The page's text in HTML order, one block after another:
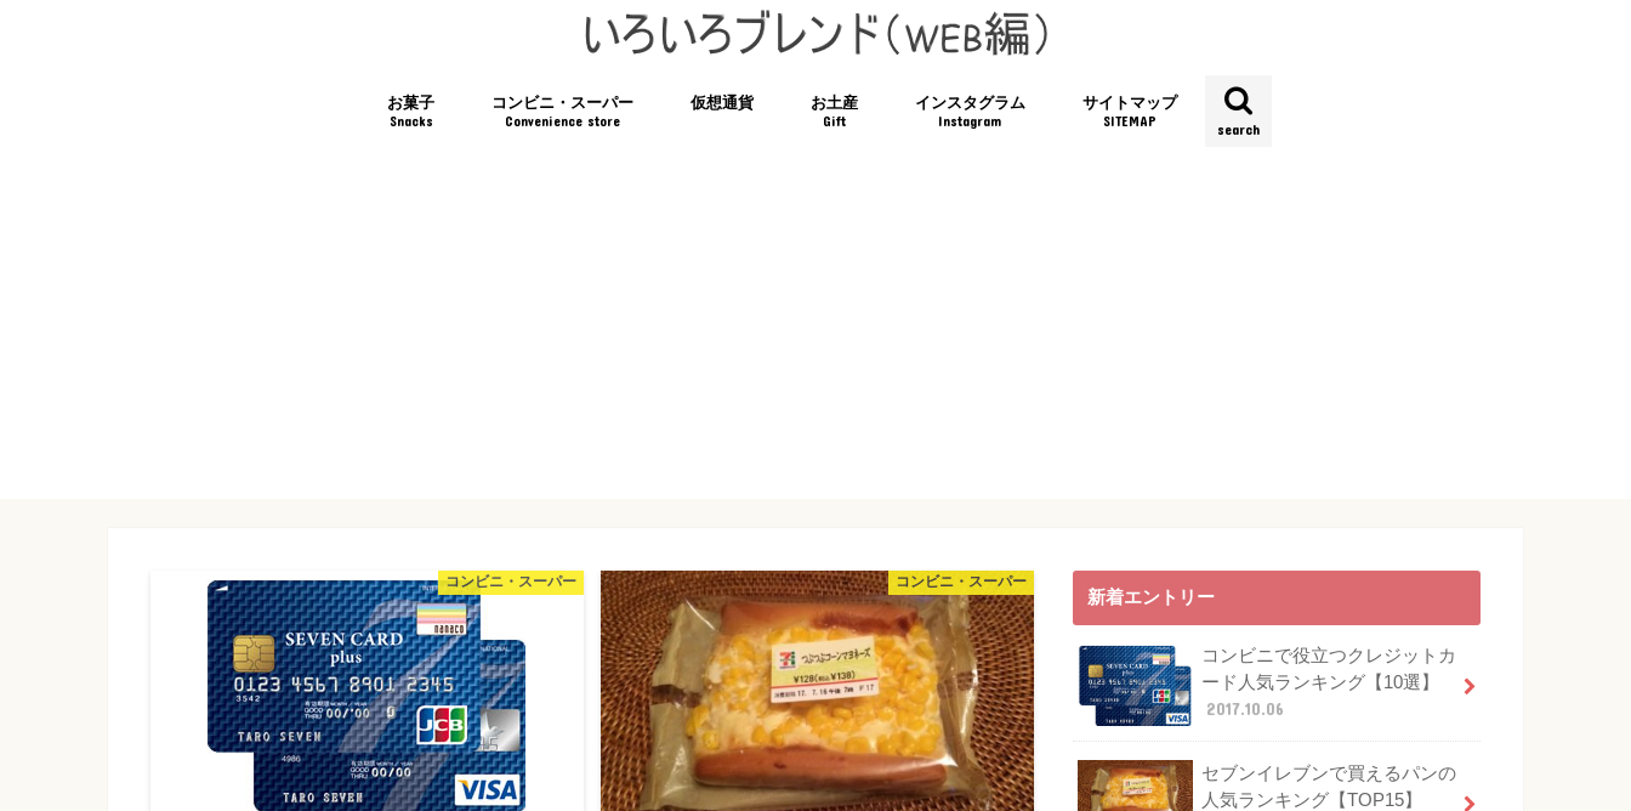
search
お菓子
Snacks
コンビニ・スーパー
Convenience store
仮想通貨 お土産
Gift
インスタグラム
Instagram
サイトマップ
SITEMAP
コンビニ・スーパー コンビニ・スーパー
新着エントリー
コンビニで役立つクレジットカ
ード人気ランキング【10選】
2017.10.06
セブンイレブンで買えるパンの
人気ランキング【TOP15】